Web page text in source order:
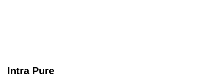
iIntra Pure